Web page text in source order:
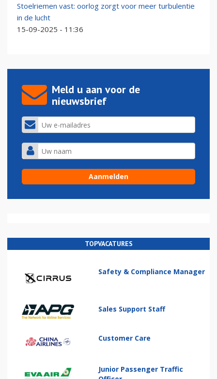
Stoelriemen vast: oorlog zorgt voor meer turbulentie
in de lucht
15-09-2025 - 11:36
Meld u aan voor de
nieuwsbrief
TOPVACATURES
Safety & Compliance Manager
Sales Support Staff
Customer Care
Junior Passenger Traffic